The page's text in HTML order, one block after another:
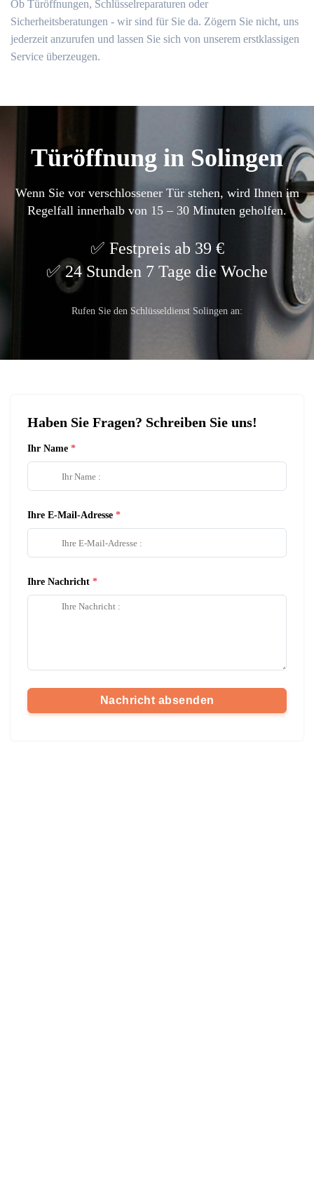
Ob Türöffnungen, Schlüsselreparaturen oder
Sicherheitsberatungen - wir sind für Sie da. Zögern Sie nicht, uns
jederzeit anzurufen und lassen Sie sich von unserem erstklassigen
Service überzeugen.
Türöffnung in Solingen
Wenn Sie vor verschlossener Tür stehen, wird Ihnen im
Regelfall innerhalb von 15 – 30 Minuten geholfen.
Festpreis ab 39 €
24 Stunden 7 Tage die Woche
Rufen Sie den Schlüsseldienst Solingen an:
Haben Sie Fragen? Schreiben Sie uns!
Ihr Name
Ihre E-Mail-Adresse
Ihre Nachricht
Nachricht absenden